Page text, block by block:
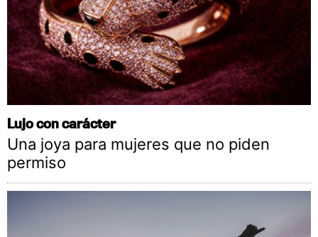
Lujo con carácter
Una joya para mujeres que no piden
permiso